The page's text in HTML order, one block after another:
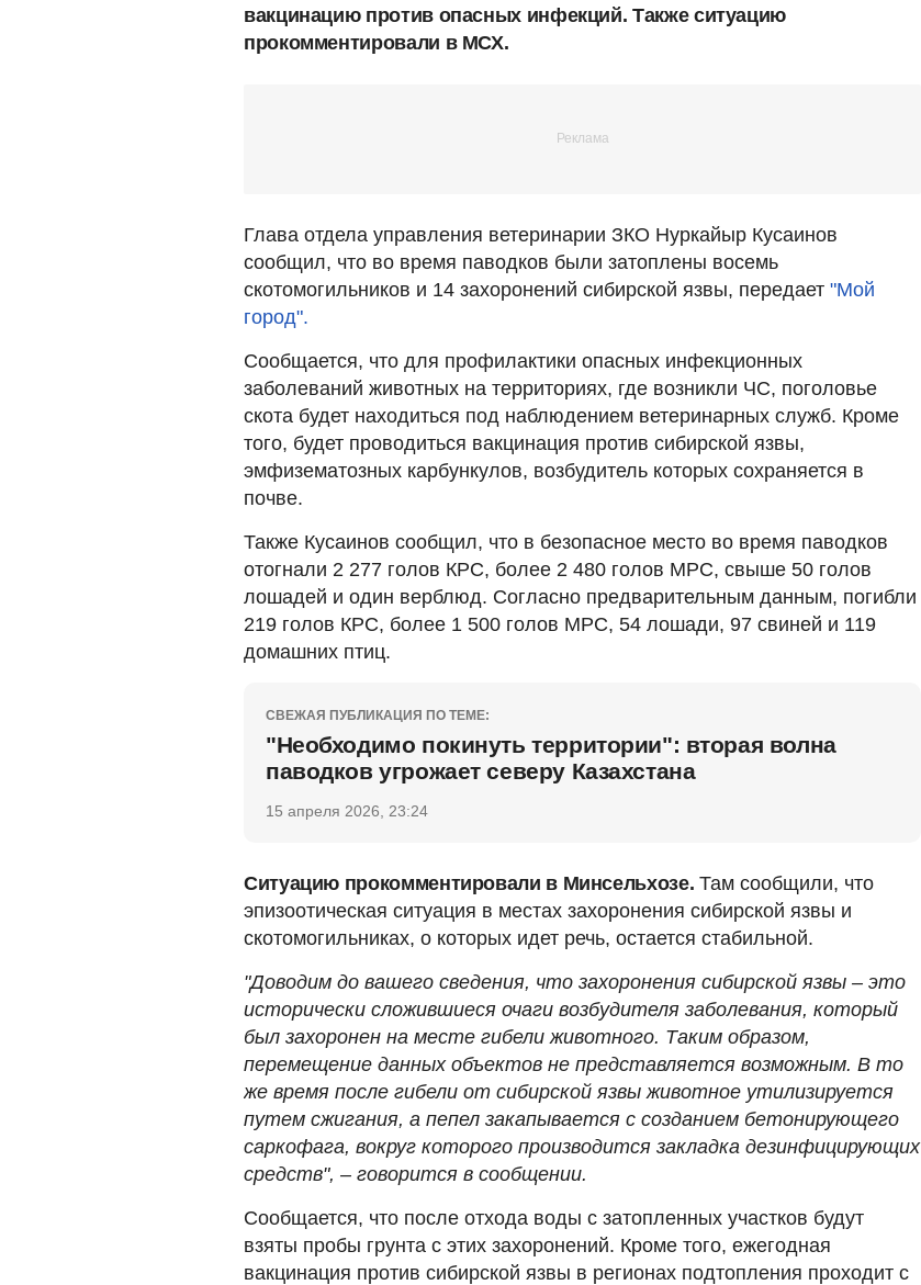
вакцинацию против опасных инфекций. Также ситуацию
прокомментировали в МСХ.
Глава отдела управления ветеринарии ЗКО Нуркайыр Кусаинов
сообщил, что во время паводков были затоплены восемь
скотомогильников и 14 захоронений сибирской язвы, передает "Мой
город".
Сообщается, что для профилактики опасных инфекционных
заболеваний животных на территориях, где возникли ЧС, поголовье
скота будет находиться под наблюдением ветеринарных служб. Кроме
того, будет проводиться вакцинация против сибирской язвы,
эмфизематозных карбункулов, возбудитель которых сохраняется в
почве.
Также Кусаинов сообщил, что в безопасное место во время паводков
отогнали 2 277 голов КРС, более 2 480 голов МРС, свыше 50 голов
лошадей и один верблюд. Согласно предварительным данным, погибли
219 голов КРС, более 1 500 голов МРС, 54 лошади, 97 свиней и 119
домашних птиц.
СВЕЖАЯ ПУБЛИКАЦИЯ ПО ТЕМЕ:
"Необходимо покинуть территории": вторая волна
паводков угрожает северу Казахстана
15 апреля 2026, 23:24
Ситуацию прокомментировали в Минсельхозе. Там сообщили, что
эпизоотическая ситуация в местах захоронения сибирской язвы и
скотомогильниках, о которых идет речь, остается стабильной.
"Доводим до вашего сведения, что захоронения сибирской язвы – это
исторически сложившиеся очаги возбудителя заболевания, который
был захоронен на месте гибели животного. Таким образом,
перемещение данных объектов не представляется возможным. В то
же время после гибели от сибирской язвы животное утилизируется
путем сжигания, а пепел закапывается с созданием бетонирующего
саркофага, вокруг которого производится закладка дезинфицирующих
средств", – говорится в сообщении.
Сообщается, что после отхода воды с затопленных участков будут
взяты пробы грунта с этих захоронений. Кроме того, ежегодная
вакцинация против сибирской язвы в регионах подтопления проходит с